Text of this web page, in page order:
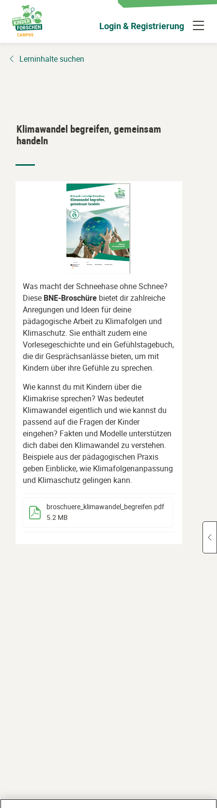
Hauptinhalt
wechseln
Login & Registrierung
Lerninhalte suchen
Klimawandel begreifen, gemeinsam
handeln
Was macht der Schneehase ohne Schnee?
Diese BNE-Broschüre bietet dir zahlreiche
Anregungen und Ideen für deine
pädagogische Arbeit zu Klimafolgen und
Klimaschutz. Sie enthält zudem eine
Vorlesegeschichte und ein Gefühlstagebuch,
die dir Gesprächsanlässe bieten, um mit
Kindern über ihre Gefühle zu sprechen.
Wie kannst du mit Kindern über die
Klimakrise sprechen? Was bedeutet
Klimawandel eigentlich und wie kannst du
passend auf die Fragen der Kinder
eingehen? Fakten und Modelle unterstützen
dich dabei den Klimawandel zu verstehen.
Beispiele aus der pädagogischen Praxis
geben Einblicke, wie Klimafolgenanpassung
und Klimaschutz gelingen kann.
broschuere_klimawandel_begreifen .pdf
5.2 MB